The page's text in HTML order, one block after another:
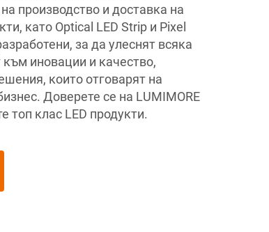
производство и доставка на
като Optical LED Strip и Pixel
за да улеснят всяка
иновации и качество,
които отговарят на
Доверете се на LUMIMORE
топ клас LED продукти.